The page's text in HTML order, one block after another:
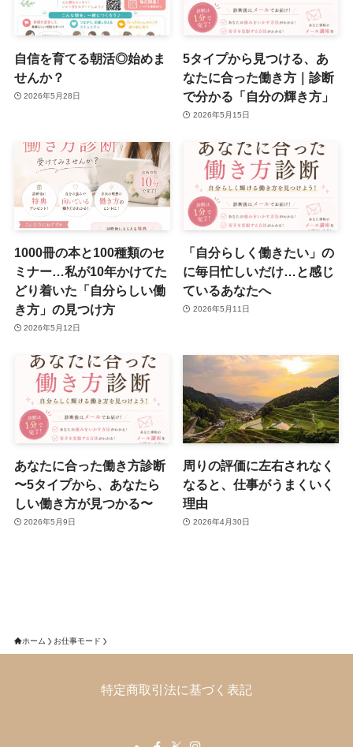
自信を育てる朝活◎始めま
せんか？
2026年5月28日
5タイプから見つける、あ
なたに合った働き方｜診断
で分かる「自分の輝き方」
2026年5月15日
1000冊の本と100種類のセ
ミナー…私が10年かけてた
どり着いた「自分らしい働
き方」の見つけ方
2026年5月12日
「自分らしく働きたい」の
に毎日忙しいだけ…と感じ
ているあなたへ
2026年5月11日
あなたに合った働き方診断
〜5タイプから、あなたら
しい働き方が見つかる〜
2026年5月9日
周りの評価に左右されなく
なると、仕事がうまくいく
理由
2026年4月30日
ホーム お仕事モード
特定商取引法に基づく表記